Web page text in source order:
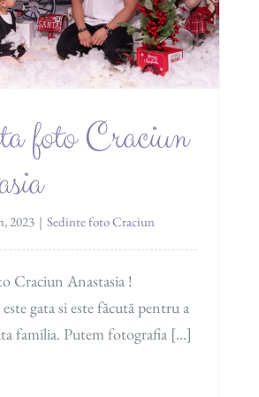
foto Craciun
2023 | Sedinte foto Craciun
Craciun Anastasia !
gata si este făcută pentru a
familia. Putem fotografia [...]